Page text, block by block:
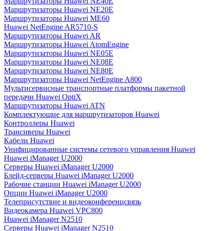
Маршрутизаторы Huawei NE20E
Маршрутизаторы Huawei ME60
Huawei NetEngine AR5710-S
Маршрутизаторы Huawei AR
Маршрутизаторы Huawei AtomEngine
Маршрутизаторы Huawei NE05E
Маршрутизаторы Huawei NE08E
Маршрутизаторы Huawei NE80E
Маршрутизаторы Huawei NetEngine A800
Мультисервисные транспортные платформы пакетной
передачи Huawei OptiX
Маршрутизаторы Huawei ATN
Комплектующие для маршрутизаторов Huawei
Контроллеры Huawei
Трансиверы Huawei
Кабели Huawei
Унифицированные системы сетевого управления Huawei
Huawei iManager U2000
Серверы Huawei iManager U2000
Блейд-серверы Huawei iManager U2000
Рабочие станции Huawei iManager U2000
Опции Huawei iManager U2000
Телеприсутствие и видеоконференцсвязь
Видеокамера Huawei VPC800
Huawei iManager N2510
Серверы Huawei iManager N2510